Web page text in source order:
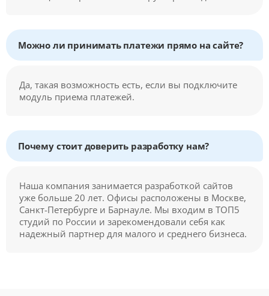
Можно ли принимать платежи прямо на сайте?
Да, такая возможность есть, если вы подключите
модуль приема платежей.
Почему стоит доверить разработку нам?
Наша компания занимается разработкой сайтов
уже больше 20 лет. Офисы расположены в Москве,
Санкт-Петербурге и Барнауле. Мы входим в ТОП5
студий по России и зарекомендовали себя как
надежный партнер для малого и среднего бизнеса.